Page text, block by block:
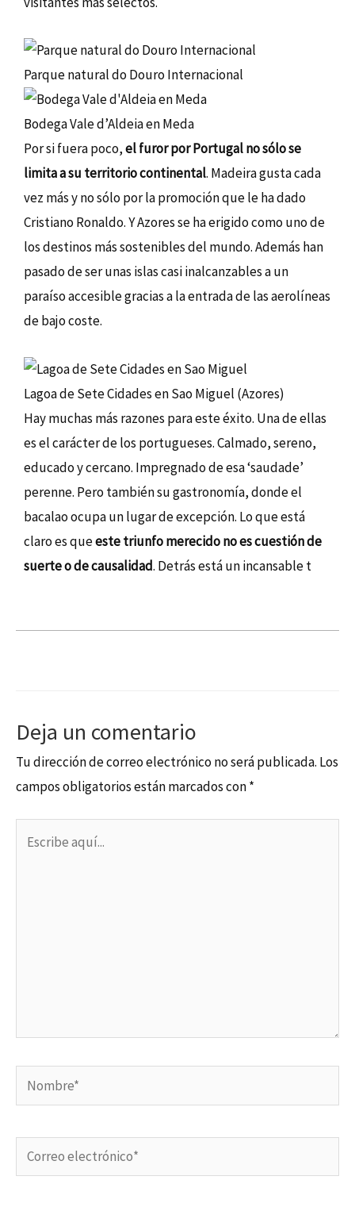
Parque natural do Douro Internacional
Bodega Vale d’Aldeia en Meda
Por si fuera poco,el furor por Portugal no sólo se
limita a su territorio continental. Madeira gusta cada
vez más y no sólo por la promoción que le ha dado
Cristiano Ronaldo. Y Azores se ha erigido como uno de
los destinos más sostenibles del mundo. Además han
pasado de ser unas islas casi inalcanzables a un
paraíso accesible gracias a la entrada de las aerolíneas
de bajo coste.
Lagoa de Sete Cidades en Sao Miguel (Azores)
Hay muchas más razones para este éxito. Una de ellas
es el carácter de los portugueses. Calmado, sereno,
educado y cercano. Impregnado de esa ‘saudade’
perenne. Pero también su gastronomía, donde el
bacalao ocupa un lugar de excepción. Lo que está
claro es queeste triunfo merecido no es cuestión de
suerte o de causalidad. Detrás está un incansable t
Deja un comentario
Tu dirección de correo electrónico no será publicada. Los
campos obligatorios están marcados con*
Nombre*
Correo
electrónico*